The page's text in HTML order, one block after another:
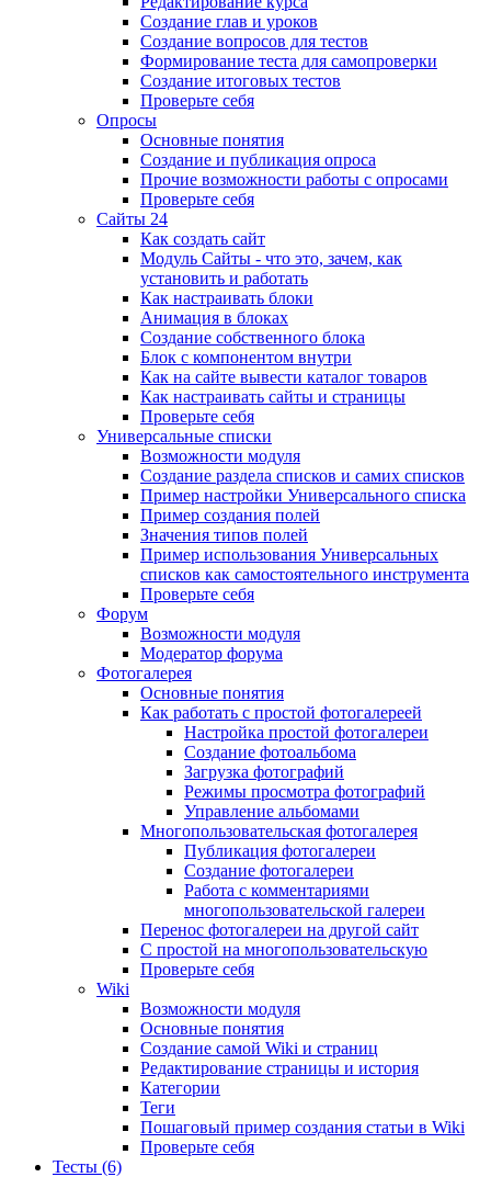
Создание глав и уроков
Создание вопросов для тестов
Формирование теста для самопроверки
Создание итоговых тестов
Проверьте себя
Опросы
Основные понятия
Создание и публикация опроса
Прочие возможности работы с опросами
Проверьте себя
Сайты 24
Как создать сайт
Модуль Сайты - что это, зачем, как
установить и работать
Как настраивать блоки
Анимация в блоках
Создание собственного блока
Блок с компонентом внутри
Как на сайте вывести каталог товаров
Как настраивать сайты и страницы
Проверьте себя
Универсальные списки
Возможности модуля
Создание раздела списков и самих списков
Пример настройки Универсального списка
Пример создания полей
Значения типов полей
Пример использования Универсальных
списков как самостоятельного инструмента
Проверьте себя
Форум
Возможности модуля
Модератор форума
Фотогалерея
Основные понятия
Как работать с простой фотогалереей
Настройка простой фотогалереи
Создание фотоальбома
Загрузка фотографий
Режимы просмотра фотографий
Управление альбомами
Многопользовательская фотогалерея
Публикация фотогалереи
Создание фотогалереи
Работа с комментариями
многопользовательской галереи
Перенос фотогалереи на другой сайт
С простой на многопользовательскую
Проверьте себя
Wiki
Возможности модуля
Основные понятия
Создание самой Wiki и страниц
Редактирование страницы и история
Категории
Теги
Пошаговый пример создания статьи в Wiki
Проверьте себя
Тесты (6)